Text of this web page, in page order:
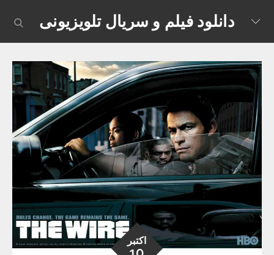
content
دانلود فیلم و سریال تلویزیونی
اکتبر